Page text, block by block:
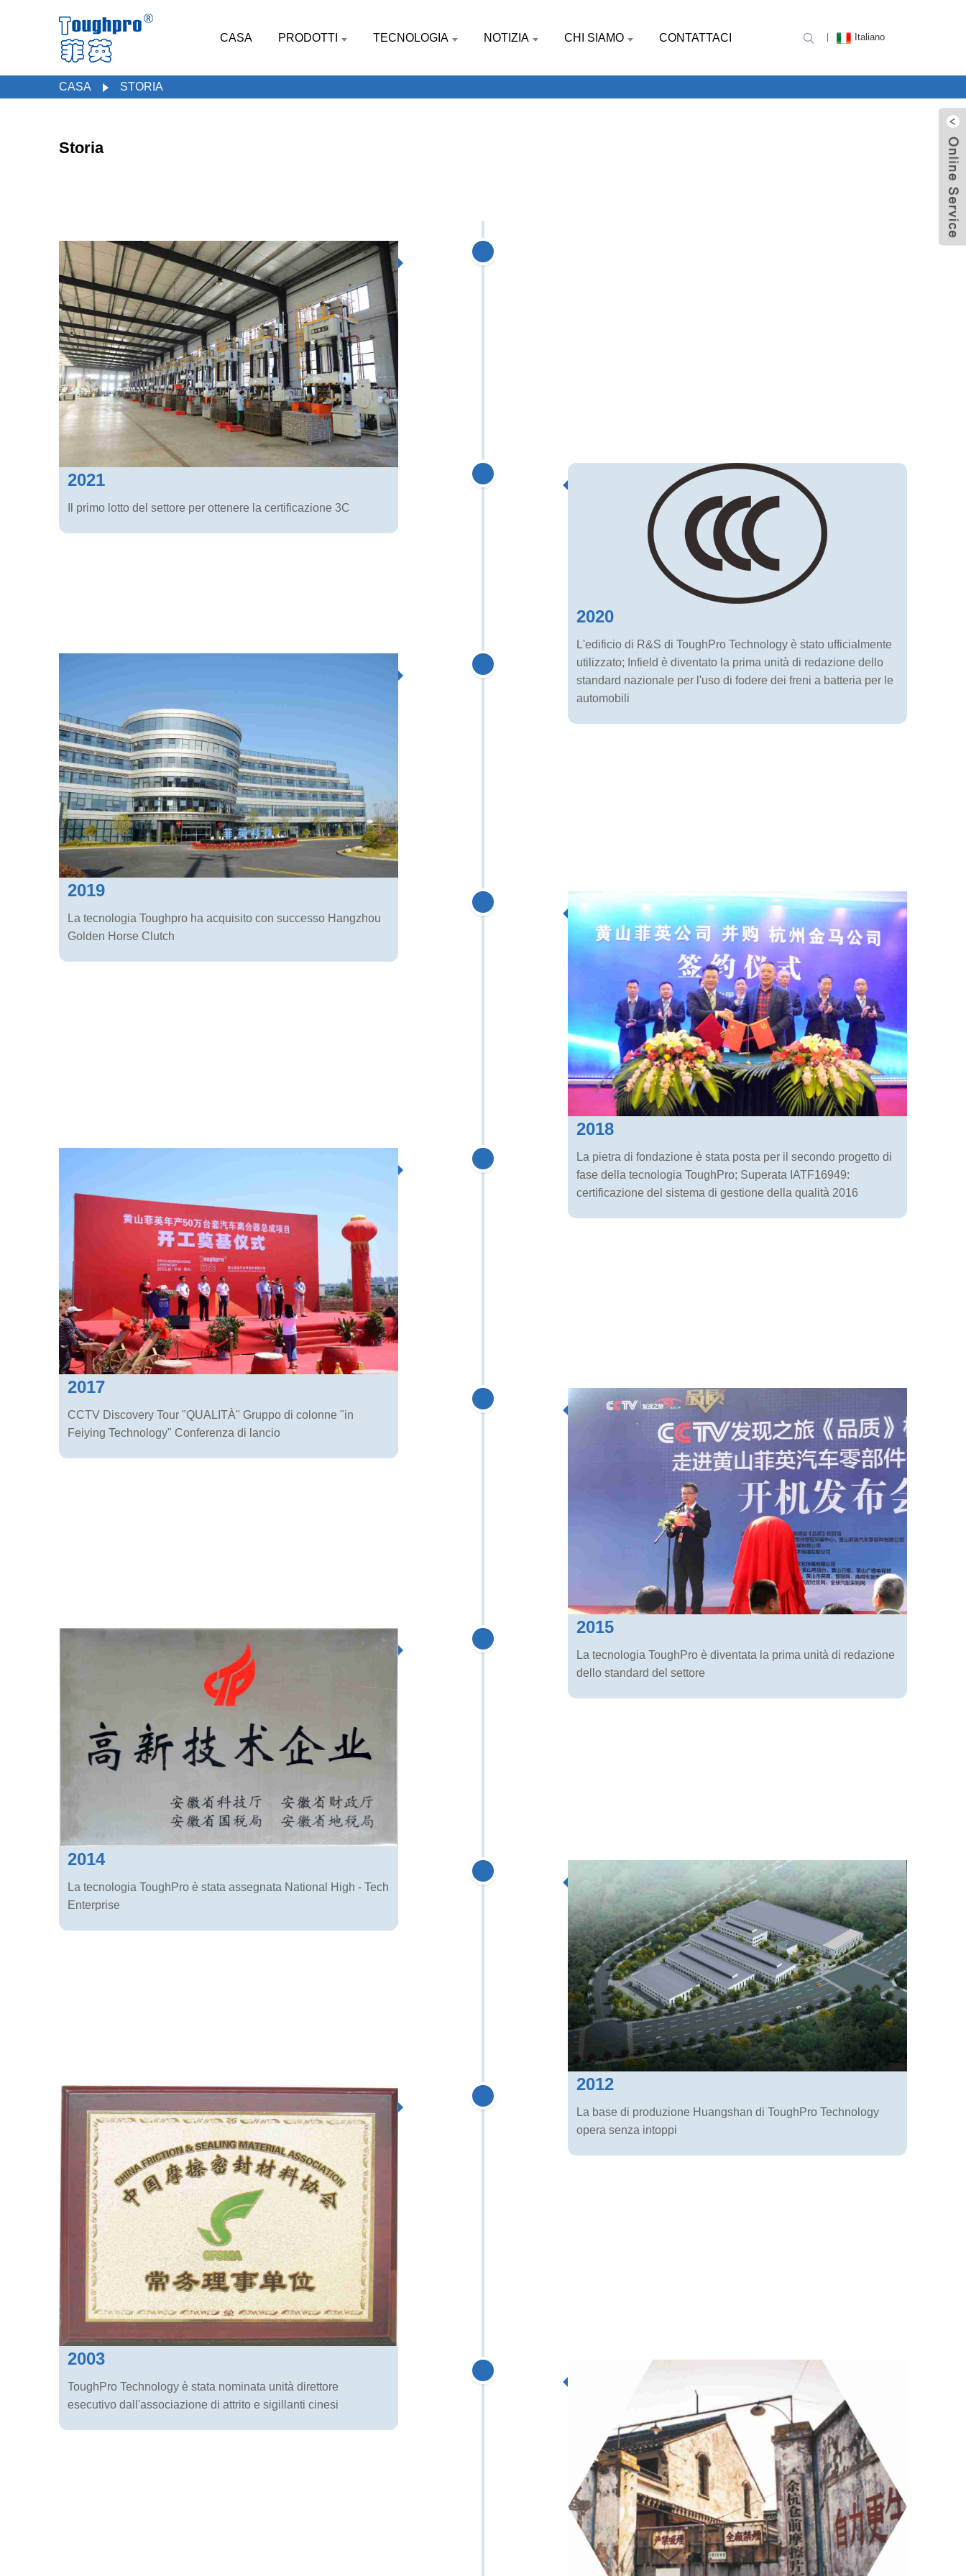
CASA PRODOTTI TECNOLOGIA NOTIZIA CHI SIAMO CONTATTACI Italiano
CASA STORIA
Storia
2021
Il primo lotto del settore per ottenere la certificazione 3C
2020
L'edificio di R&S di ToughPro Technology è stato ufficialmente
utilizzato; Infield è diventato la prima unità di redazione dello
standard nazionale per l'uso di fodere dei freni a batteria per le
automobili
2019
La tecnologia Toughpro ha acquisito con successo Hangzhou
Golden Horse Clutch
2018
La pietra di fondazione è stata posta per il secondo progetto di
fase della tecnologia ToughPro; Superata IATF16949:
certificazione del sistema di gestione della qualità 2016
2017
CCTV Discovery Tour "QUALITÀ" Gruppo di colonne "in
Feiying Technology" Conferenza di lancio
2015
La tecnologia ToughPro è diventata la prima unità di redazione
dello standard del settore
2014
La tecnologia ToughPro è stata assegnata National High - Tech
Enterprise
2012
La base di produzione Huangshan di ToughPro Technology
opera senza intoppi
2003
ToughPro Technology è stata nominata unità direttore
esecutivo dall'associazione di attrito e sigillanti cinesi